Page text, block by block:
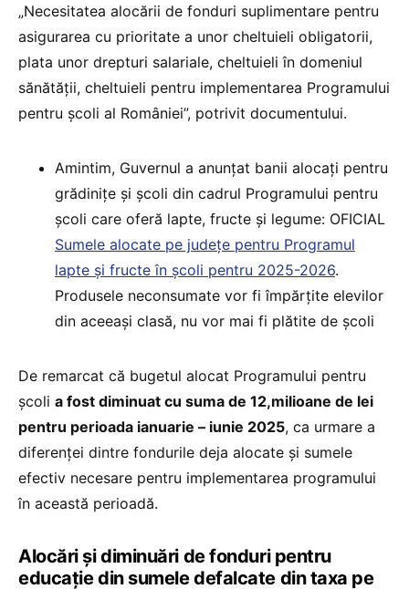
„Necesitatea alocării de fonduri suplimentare pentru
asigurarea cu prioritate a unor cheltuieli obligatorii,
plata unor drepturi salariale, cheltuieli în domeniul
sănătății, cheltuieli pentru implementarea Programului
pentru școli al României”, potrivit documentului.
Amintim, Guvernul a anunțat banii alocați pentru
grădinițe și școli din cadrul Programului pentru
școli care oferă lapte, fructe și legume: OFICIAL
Sumele alocate pe județe pentru Programul
lapte și fructe în școli pentru 2025-2026.
Produsele neconsumate vor fi împărțite elevilor
din aceeași clasă, nu vor mai fi plătite de școli
De remarcat că bugetul alocat Programului pentru
școli a fost diminuat cu suma de 12,milioane de lei
pentru perioada ianuarie – iunie 2025, ca urmare a
diferenței dintre fondurile deja alocate și sumele
efectiv necesare pentru implementarea programului
în această perioadă.
Alocări și diminuări de fonduri pentru
educație din sumele defalcate din taxa pe